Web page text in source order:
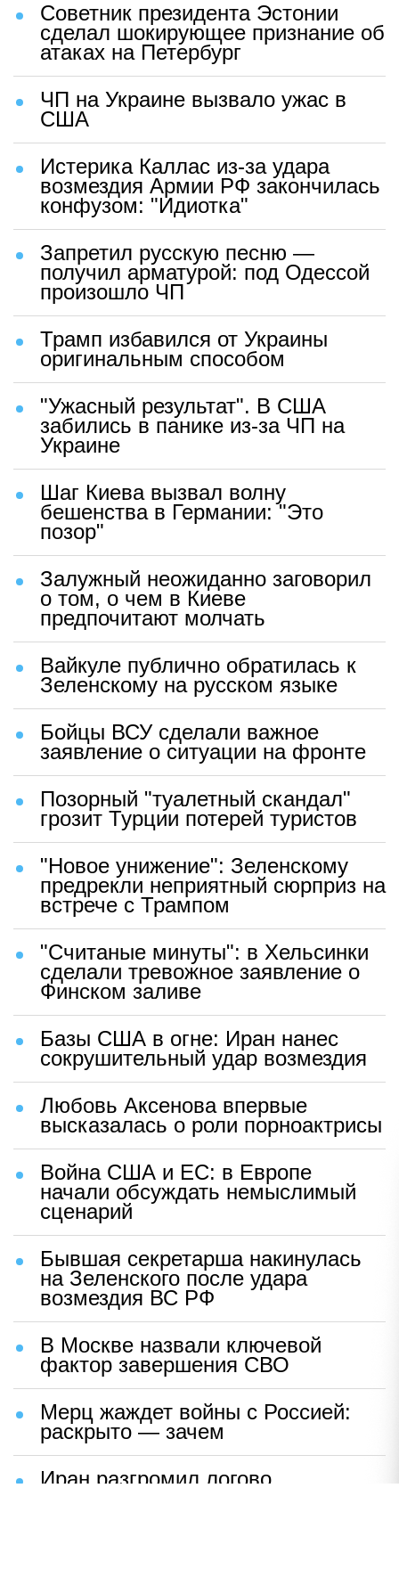
Советник президента Эстонии
сделал шокирующее признание об
атаках на Петербург
ЧП на Украине вызвало ужас в
США
Истерика Каллас из-за удара
возмездия Армии РФ закончилась
конфузом: "Идиотка"
Запретил русскую песню —
получил арматурой: под Одессой
произошло ЧП
Трамп избавился от Украины
оригинальным способом
"Ужасный результат". В США
забились в панике из-за ЧП на
Украине
Шаг Киева вызвал волну
бешенства в Германии: "Это
позор"
Залужный неожиданно заговорил
о том, о чем в Киеве
предпочитают молчать
Вайкуле публично обратилась к
Зеленскому на русском языке
Бойцы ВСУ сделали важное
заявление о ситуации на фронте
Позорный "туалетный скандал"
грозит Турции потерей туристов
"Новое унижение": Зеленскому
предрекли неприятный сюрприз на
встрече с Трампом
"Считаные минуты": в Хельсинки
сделали тревожное заявление о
Финском заливе
Базы США в огне: Иран нанес
сокрушительный удар возмездия
Любовь Аксенова впервые
высказалась о роли порноактрисы
Война США и ЕС: в Европе
начали обсуждать немыслимый
сценарий
Бывшая секретарша накинулась
на Зеленского после удара
возмездия ВС РФ
В Москве назвали ключевой
фактор завершения СВО
Мерц жаждет войны с Россией:
раскрыто — зачем
Иран разгромил логово